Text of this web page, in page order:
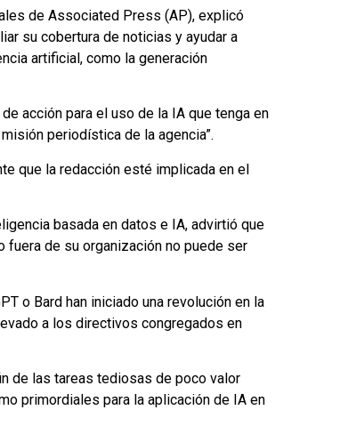
de Associated Press (AP), explicó
su cobertura de noticias y ayudar a
artificial, como la generación
acción para el uso de la IA que tenga en
periodística de la agencia”.
que la redacción esté implicada en el
basada en datos e IA, advirtió que
fuera de su organización no puede ser
o Bard han iniciado una revolución en la
a los directivos congregados en
de las tareas tediosas de poco valor
primordiales para la aplicación de IA en